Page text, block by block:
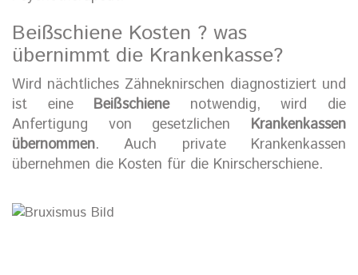
Beißschiene Kosten ? was
übernimmt die Krankenkasse?
Wird nächtliches Zähneknirschen diagnostiziert und
ist eine Beißschienenotwendig, wird die
Anfertigung von gesetzlichen Krankenkassen
übernommen. Auch private Krankenkassen
übernehmen die Kosten für die Knirscherschiene.